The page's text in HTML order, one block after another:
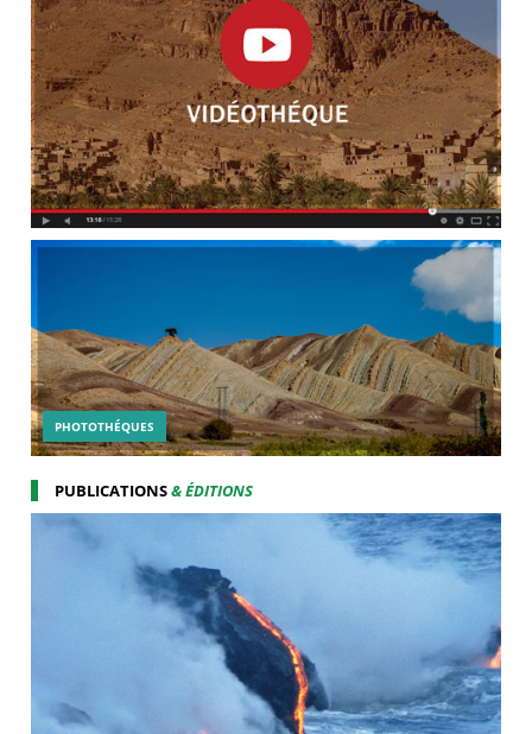
PHOTOTHÉQUES
PUBLICATIONS& ÉDITIONS